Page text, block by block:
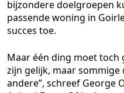
bijzondere doelgroepen
passende woning in
succes toe.
Maar één ding moet toch
zijn gelijk, maar
andere”, schreef George